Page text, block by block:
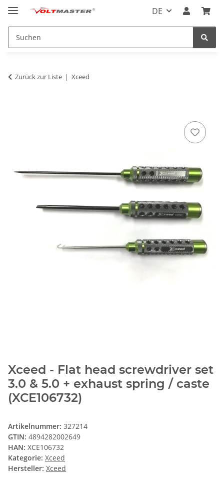
DE
Zurück zur Liste Xceed
Xceed - Flat head screwdriver set
3.0 & 5.0 + exhaust spring / caste
(XCE106732)
Artikelnummer: 327214
GTIN: 4894282002649
HAN: XCE106732
Kategorie: Xceed
Hersteller: Xceed